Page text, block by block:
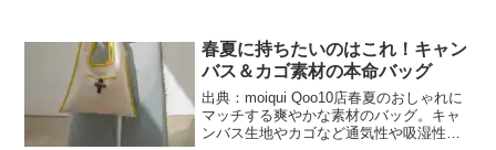
れていました。デビュー...
春夏に持ちたいのはこれ！キャン
バス＆カゴ素材の本命バッグ
出典：moiqui Qoo10店春夏のおしゃれに
マッチする爽やかな素材のバッグ。キャ
ンバス生地やカゴなど通気性や吸湿性が